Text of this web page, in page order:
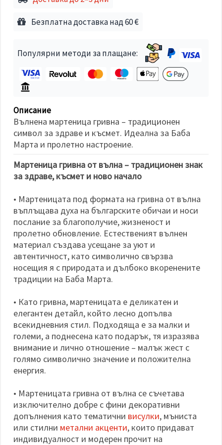
"бисквитки"
Приеми
всички
на
бисквитките
Безплатна доставка над 60 €
Популярни методи за плащане:
Описание
Вълнена мартеница гривна – традиционен
символ за здраве и късмет. Идеална за Баба
Марта и пролетно настроение.
Мартеница гривна от вълна – традиционен знак
за здраве, късмет и ново начало
• Мартеницата под формата на гривна от вълна
въплъщава духа на българските обичаи и носи
послание за благополучие, жизненост и
пролетно обновление. Естественият вълнен
материал създава усещане за уют и
автентичност, като символично свързва
носещия я с природата и дълбоко вкоренените
традиции на Баба Марта.
• Като гривна, мартеницата е деликатен и
елегантен детайл, който лесно допълва
всекидневния стил. Подходяща е за малки и
големи, а поднесена като подарък, тя изразява
внимание и лично отношение – малък жест с
голямо символично значение и положителна
енергия.
• Мартеницата гривна от вълна се съчетава
изключително добре с фини декоративни
допълнения като тематични висулки, мъниста
или стилни метални акценти, които придават
индивидуалност и модерен прочит на